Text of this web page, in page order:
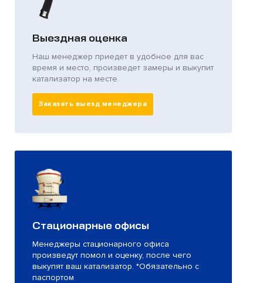
Выездная оценка
Наш менеджер приедет в удобное для вас
время и место, произведет замеры и выкупит
катализатор на месте.
Заказать выезд менеджера
Стационарные офисы
Менеджеры стационарного офиса
произведут помол и оценку, после чего
выкупят ваш катализатор. *Обязательно с
паспортом